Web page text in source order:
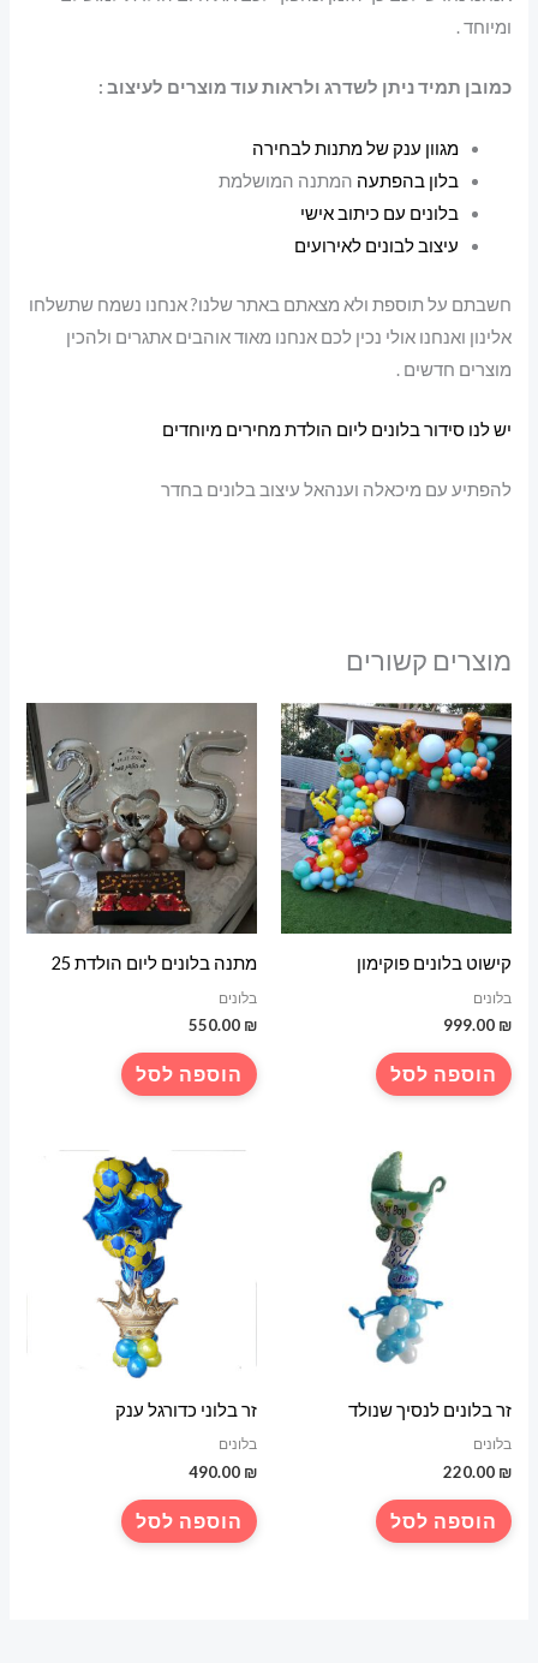
ומיוחד .
כמובן תמיד ניתן לשדרג ולראות עוד מוצרים לעיצוב :
מגוון ענק של מתנות לבחירה
בלון בהפתעה המתנה המושלמת
בלונים עם כיתוב אישי
עיצוב לבונים לאירועים
חשבתם על תוספת ולא מצאתם באתר שלנו? אנחנו נשמח שתשלחו
אלינון ואנחנו אולי נכין לכם אנחנו מאוד אוהבים אתגרים ולהכין
מוצרים חדשים .
יש לנו סידור בלונים ליום הולדת מחירים מיוחדים
להפתיע עם מיכאלה וענהאל עיצוב בלונים בחדר
מוצרים קשורים
קישוט בלונים פוקימון
בלונים
999.00 ₪
הוספה לסל
מתנה בלונים ליום הולדת 25
בלונים
550.00 ₪
הוספה לסל
זר בלונים לנסיך שנולד
בלונים
220.00 ₪
הוספה לסל
זר בלוני כדורגל ענק
בלונים
490.00 ₪
הוספה לסל